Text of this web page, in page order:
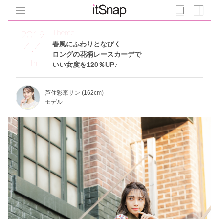
2019
4.4
Thu
春風にふわりとなびく
ロングの花柄レースカーデで
いい女度を120％UP♪
Theme
芦住彩來サン (162cm)
モデル